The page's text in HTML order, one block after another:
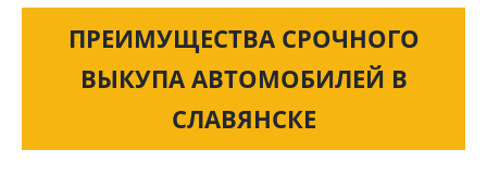
ПРЕИМУЩЕСТВА СРОЧНОГО
ВЫКУПА АВТОМОБИЛЕЙ В
СЛАВЯНСКЕ